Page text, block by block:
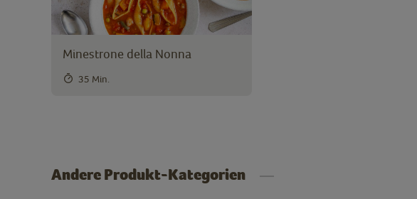
Minestrone della Nonna
35 Min.
Andere Produkt-Kategorien